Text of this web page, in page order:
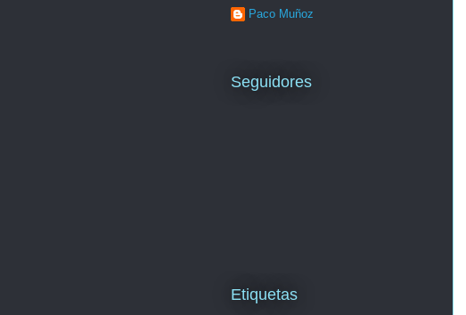
Paco Muñoz
Seguidores
Etiquetas